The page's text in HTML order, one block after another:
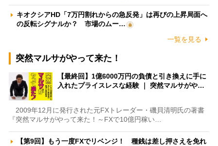
キオクシアHD「7万円割れからの急反発」は再びの上昇局面へ
の反転シグナルか？ 市場のムー…
一覧を見る
突然マルサがやって来た！
【最終回】1億6000万円の負債と引き換えに手に
入れたプライスレスな経験 ｜ 突然マルサがや…
2009年12月に発行された元FXトレーダー・磯貝清明氏の著書
『突然マルサがやって来た！～FXで10億円稼い…
【第9回】もう一度FXでリベンジ！ 種銭は差し押さえを免れ